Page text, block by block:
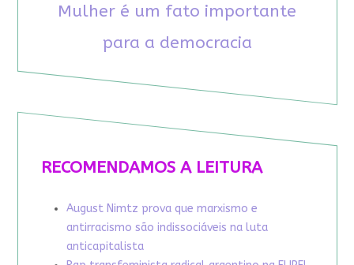
Mulher é um fato importante
para a democracia
RECOMENDAMOS A LEITURA
August Nimtz prova que marxismo e
antirracismo são indissociáveis na luta
anticapitalista